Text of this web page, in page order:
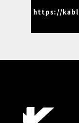
https://